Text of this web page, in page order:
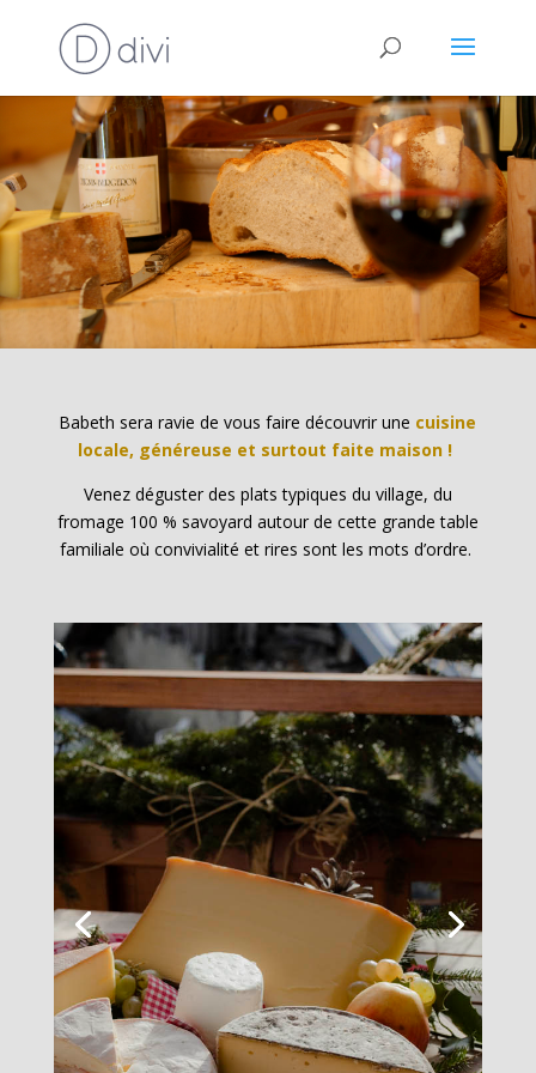
Babeth sera ravie de vous faire découvrir une cuisine
locale, généreuse et surtout faite maison !
Venez déguster des plats typiques du village, du
fromage 100 % savoyard autour de cette grande table
familiale où convivialité et rires sont les mots d’ordre.